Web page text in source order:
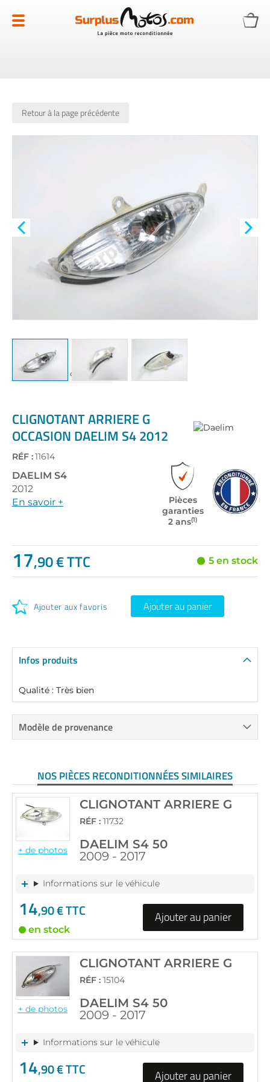
au
contenu
Retour à la page précédente
gallery
the
beginning
of
the
images
gallery
CLIGNOTANT ARRIERE G
OCCASION DAELIM S4 2012
RÉF :11614
DAELIM S4
2012
En savoir +
Pièces
garanties
2 ans(1)
17,90 € TTC 5 en stock
Ajouter aux favoris Ajouter au panier
Infos produits
Qualité : Très bien
Modèle de provenance
NOS PIÈCES RECONDITIONNÉES SIMILAIRES
+ de photos
CLIGNOTANT ARRIERE G
RÉF : 11732
DAELIM S4 50
2009 - 2017
Informations sur le véhicule
14,90 € TTC
en stock
Ajouter au panier
+ de photos
CLIGNOTANT ARRIERE G
RÉF : 15104
DAELIM S4 50
2009 - 2017
Informations sur le véhicule
14,90 € TTC Ajouter au panier